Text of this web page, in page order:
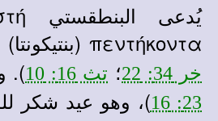
πεντήκοντα (بنتيكونتا) ومعناها خمسون، ورد في (
خر 34: 22 ؛ تث 16: 10 ).
23: 16
)، وهو عيد شكر